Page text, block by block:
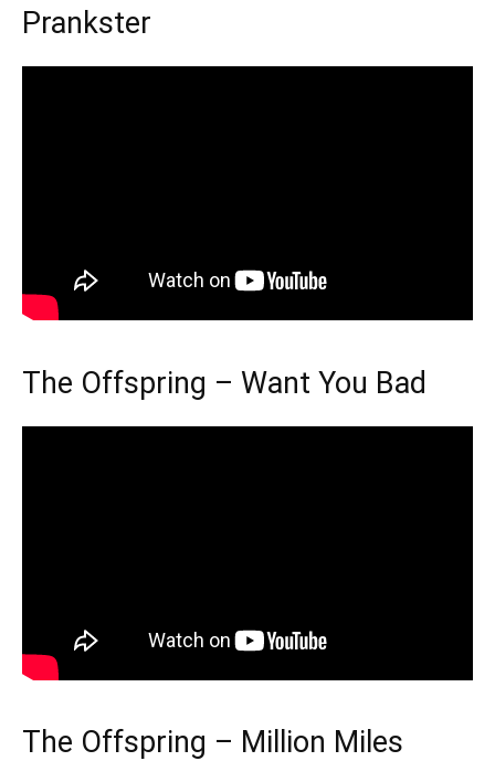
Prankster
The Offspring – Want You Bad
The Offspring – Million Miles